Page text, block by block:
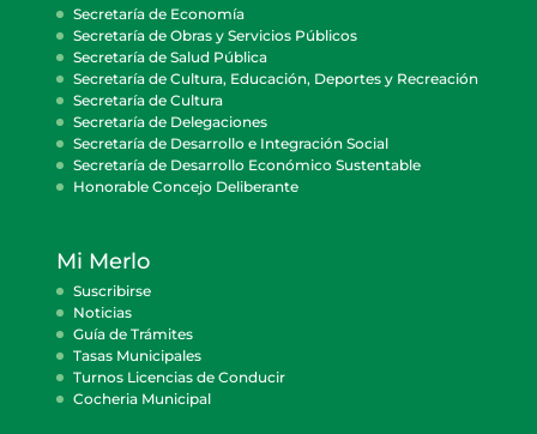
Secretaría de Economía
Secretaría de Obras y Servicios Públicos
Secretaría de Salud Pública
Secretaría de Cultura, Educación, Deportes y Recreación
Secretaría de Cultura
Secretaría de Delegaciones
Secretaría de Desarrollo e Integración Social
Secretaría de Desarrollo Económico Sustentable
Honorable Concejo Deliberante
Mi Merlo
Suscribirse
Noticias
Guía de Trámites
Tasas Municipales
Turnos Licencias de Conducir
Cocheria Municipal